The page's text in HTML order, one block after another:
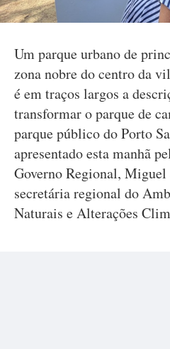
Um parque urbano de
zona nobre do centro da
é em traços largos a
transformar o parque de
parque público do Porto
apresentado esta manhã
Governo Regional,
secretária regional do
Naturais e Alterações